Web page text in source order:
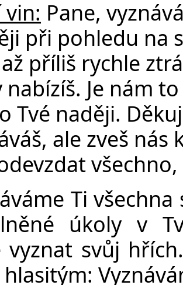
vin: Pane,
při pohledu na
příliš rychle
nabízíš. Je nám
Tvé naději.
ale zveš
Ti všechna
úkoly v
vyznat svůj